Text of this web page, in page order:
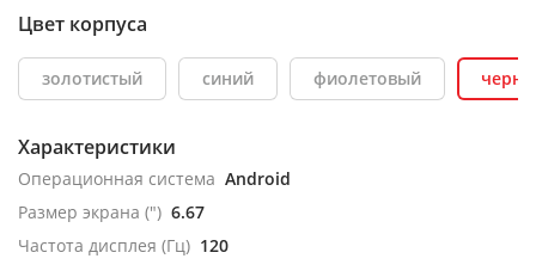
Цвет корпуса
золотистый синий фиолетовый
Характеристики
Операционная система Android
Размер экрана (") 6.67
Частота дисплея (Гц) 120